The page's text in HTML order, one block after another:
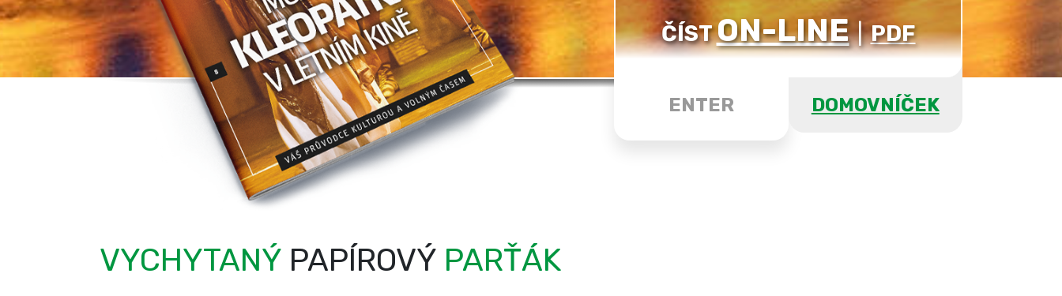
ČÍSTON-LINE | PDF
ENTER DOMOVNÍČEK
VYCHYTANÝ PAPÍROVÝ PARŤÁK